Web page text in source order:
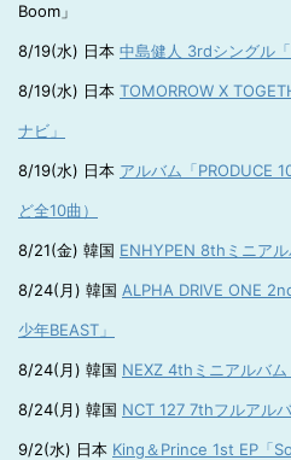
Boom」
8/19(水) 日本 中島健人 3rdシングル
8/19(水) 日本 TOMORROW X
ナビ」
8/19(水) 日本 アルバム「PRODUCE
ど全10曲）
8/21(金) 韓国 ENHYPEN 8thミニアル
8/24(月) 韓国 ALPHA DRIVE ONE
少年BEAST」
8/24(月) 韓国 NEXZ 4thミニアルバム
8/24(月) 韓国 NCT 127 7thフルアル
9/2(水) 日本 King＆Prince 1st EP「